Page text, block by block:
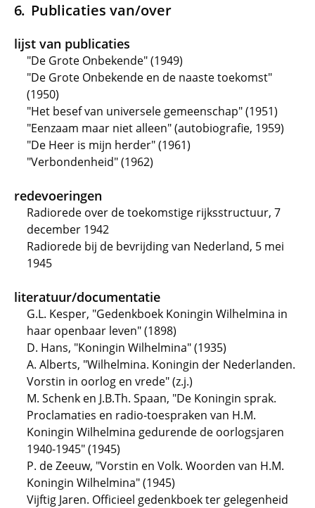
Publicaties van/over
lijst van publicaties
"De Grote Onbekende" (1949)
"De Grote Onbekende en de naaste toekomst"
(1950)
"Het besef van universele gemeenschap" (1951)
"Eenzaam maar niet alleen" (autobiografie, 1959)
"De Heer is mijn herder" (1961)
"Verbondenheid" (1962)
redevoeringen
Radiorede over de toekomstige rijksstructuur, 7
december 1942
Radiorede bij de bevrijding van Nederland, 5 mei
1945
literatuur/documentatie
G.L. Kesper, "Gedenkboek Koningin Wilhelmina in
haar openbaar leven" (1898)
D. Hans, "Koningin Wilhelmina" (1935)
A. Alberts, "Wilhelmina. Koningin der Nederlanden.
Vorstin in oorlog en vrede" (z.j.)
M. Schenk en J.B.Th. Spaan, "De Koningin sprak.
Proclamaties en radio-toespraken van H.M.
Koningin Wilhelmina gedurende de oorlogsjaren
1940-1945" (1945)
P. de Zeeuw, "Vorstin en Volk. Woorden van H.M.
Koningin Wilhelmina" (1945)
Vijftig Jaren. Officieel gedenkboek ter gelegenheid